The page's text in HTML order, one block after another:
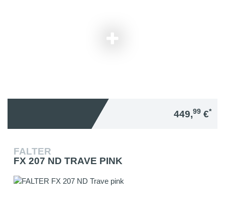
449,99 €*
FALTER
FX 207 ND TRAVE PINK